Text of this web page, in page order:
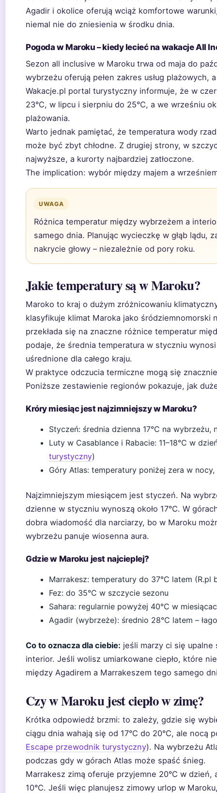
Agadir i okolice oferują wciąż komfortowe
niemal nie do zniesienia w środku dnia.
Pogoda w Maroku – kiedy lecieć na wakacje All
Sezon all inclusive w Maroku trwa od maja do
wybrzeżu oferują pełen zakres usług plażowych,
Wakacje.pl portal turystyczny informuje, że w
23°C, w lipcu i sierpniu do 25°C, a we wrześniu
plażowania.
Warto jednak pamiętać, że temperatura wody
może być zbyt chłodne. Z drugiej strony, w
najwyższe, a kurorty najbardziej zatłoczone.
The implication: wybór między majem a
UWAGA
Różnica temperatur między wybrzeżem a
samego dnia. Planując wycieczkę w głąb lądu,
nakrycie głowy – niezależnie od pory roku.
Jakie temperatury są w Maroku?
Maroko to kraj o dużym zróżnicowaniu
klasyfikuje klimat Maroka jako
przekłada się na znaczne różnice temperatur
podaje, że średnia temperatura w styczniu
uśrednione dla całego kraju.
W praktyce odczucia termiczne mogą się
Poniższe zestawienie regionów pokazuje, jak
Króry miesiąc jest najzimniejszy w Maroku?
Styczeń: średnia dzienna 17°C na wybrzeżu,
Luty w Casablance i Rabacie: 11–18°C w
turystyczny)
Góry Atlas: temperatury poniżej zera w
Najzimniejszym miesiącem jest styczeń. Na
dzienne w styczniu wynoszą około 17°C. W
dobra wiadomość dla narciarzy, bo w Maroku
wybrzeżu panuje wiosenna aura.
Gdzie w Maroku jest najcieplej?
Marrakesz: temperatury do 37°C latem (R.pl
Fez: do 35°C w szczycie sezonu
Sahara: regularnie powyżej 40°C w
Agadir (wybrzeże): średnio 28°C latem –
Co to oznacza dla ciebie: jeśli marzy ci się upalne
interior. Jeśli wolisz umiarkowane ciepło, które
między Agadirem a Marrakeszem tego samego
Czy w Maroku jest ciepło w zimę?
Krótka odpowiedź brzmi: to zależy, gdzie się
ciągu dnia wahają się od 17°C do 20°C, ale nocą
Escape przewodnik turystyczny). Na wybrzeżu
podczas gdy w górach Atlas może spaść śnieg.
Marrakesz zimą oferuje przyjemne 20°C w dzień,
10°C. Jeśli więc planujesz zimowy urlop w